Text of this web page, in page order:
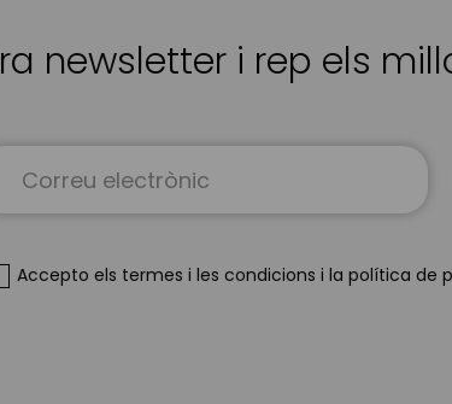
newsletter i rep els
Up
Accepto els termes i les condicions i la política de